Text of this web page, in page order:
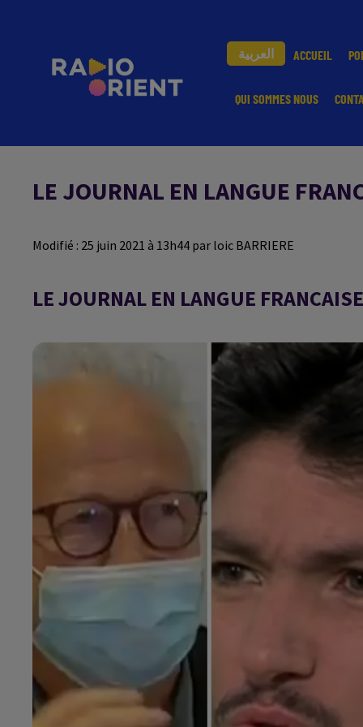
العربية ACCUEIL
QUI SOMMES NOUS
LE JOURNAL EN LANGUE
Modifié : 25 juin 2021 à 13h44 par loic BARRIERE
LE JOURNAL EN LANGUE